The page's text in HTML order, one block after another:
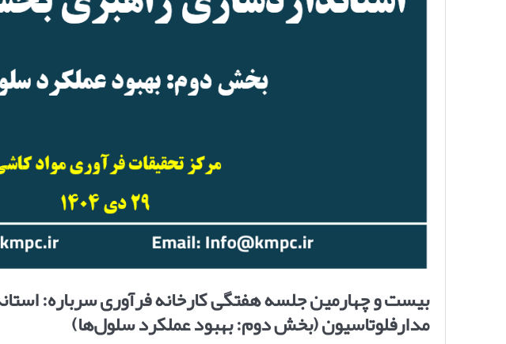
بیست و چهارمین جلسه هفتگی کارخانه فرآوری سرباره:
مدارفلوتاسیون (بخش دوم: بهبود عملکرد سلول‌ها)